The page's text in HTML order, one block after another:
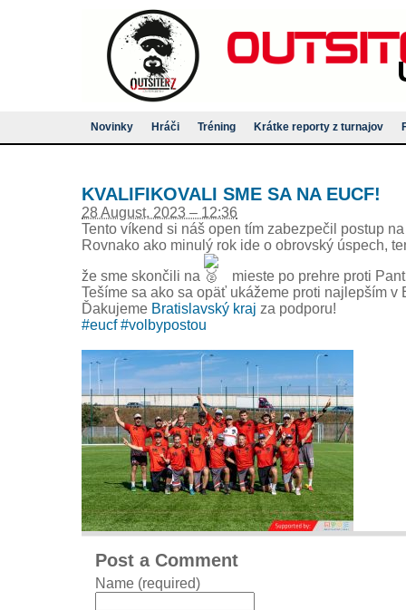
Novinky Hráči Tréning Krátke reporty z turnajov
KVALIFIKOVALI SME SA NA EUCF!
28 August, 2023 – 12:36
Tento víkend si náš open tím zabezpečil postup
Rovnako ako minulý rok ide o obrovský úspech,
že sme skončili na
mieste po prehre proti
Tešíme sa ako sa opäť ukážeme proti najlepším v
Ďakujeme Bratislavský kraj za podporu!
#eucf #volbypostou
Post a Comment
Name (required)